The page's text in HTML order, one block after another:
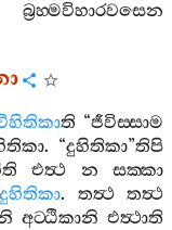
බ්‍රහ‍්මවිහාරවසෙන
ති “ජීවිස‍්සාම
. “දුහිතිකා”තිපි
එත්‍ථ න
සක‍්කා
දුහිතිකා. තත්‍ථ තත්‍ථ
අට‍්ඨිකානි එත්‍ථාති